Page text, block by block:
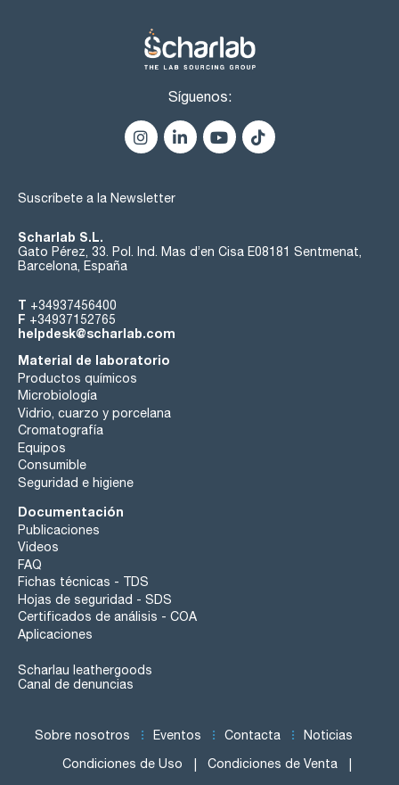
Síguenos:
Suscríbete a la Newsletter
Scharlab S.L.
Gato Pérez, 33. Pol. Ind. Mas d’en Cisa E08181 Sentmenat,
Barcelona, España
T +34937456400
F +34937152765
helpdesk@scharlab.com
Material de laboratorio
Productos químicos
Microbiología
Vidrio, cuarzo y porcelana
Cromatografía
Equipos
Consumible
Seguridad e higiene
Documentación
Publicaciones
Videos
FAQ
Fichas técnicas - TDS
Hojas de seguridad - SDS
Certificados de análisis - COA
Aplicaciones
Scharlau leathergoods
Canal de denuncias
Sobre nosotros Eventos Contacta Noticias
Condiciones de Uso Condiciones de Venta